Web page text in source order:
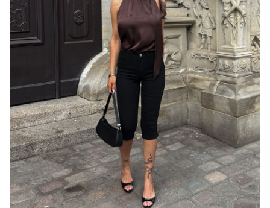
Any
questions?
About
Lietuva
/
lietuvių